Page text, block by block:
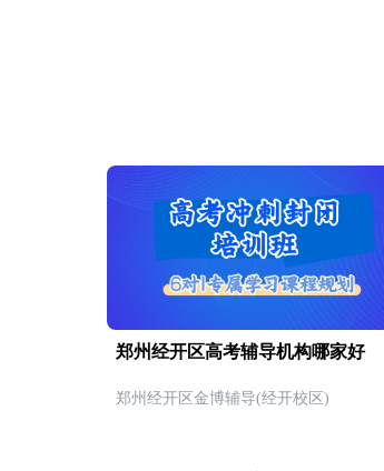
郑州经开区高考辅导机构哪家好
郑州经开区金博辅导(经开校区)